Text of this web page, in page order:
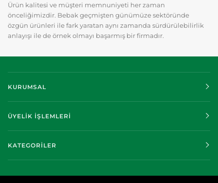
Ürün kalitesi ve müşteri memnuniyeti her zaman
önceliğimizdir. Bebak geçmişten günümüze sektöründe
özgün ürünleri ile fark yaratan aynı zamanda sürdürülebilirlik
anlayışı ile de örnek olmayı başarmış bir firmadır.
KURUMSAL
ÜYELİK İŞLEMLERİ
KATEGORİLER